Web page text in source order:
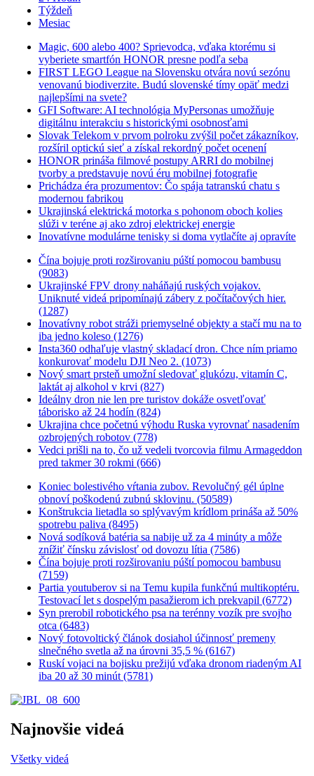
Týždeň
Mesiac
Magic, 600 alebo 400? Sprievodca, vďaka ktorému si
vyberiete smartfón HONOR presne podľa seba
FIRST LEGO League na Slovensku otvára novú sezónu
venovanú biodiverzite. Budú slovenské tímy opäť medzi
najlepšími na svete?
GFI Software: AI technológia MyPersonas umožňuje
digitálnu interakciu s historickými osobnosťami
Slovak Telekom v prvom polroku zvýšil počet zákazníkov,
rozšíril optickú sieť a získal rekordný počet ocenení
HONOR prináša filmové postupy ARRI do mobilnej
tvorby a predstavuje novú éru mobilnej fotografie
Prichádza éra prozumentov: Čo spája tatranskú chatu s
modernou fabrikou
Ukrajinská elektrická motorka s pohonom oboch kolies
slúži v teréne aj ako zdroj elektrickej energie
Inovatívne modulárne tenisky si doma vytlačíte aj opravíte
Čína bojuje proti rozširovaniu púští pomocou bambusu
(9083)
Ukrajinské FPV drony naháňajú ruských vojakov.
Uniknuté videá pripomínajú zábery z počítačových hier.
(1287)
Inovatívny robot stráži priemyselné objekty a stačí mu na to
iba jedno koleso (1276)
Insta360 odhaľuje vlastný skladací dron. Chce ním priamo
konkurovať modelu DJI Neo 2. (1073)
Nový smart prsteň umožní sledovať glukózu, vitamín C,
laktát aj alkohol v krvi (827)
Ideálny dron nie len pre turistov dokáže osvetľovať
táborisko až 24 hodín (824)
Ukrajina chce početnú výhodu Ruska vyrovnať nasadením
ozbrojených robotov (778)
Vedci prišli na to, čo už vedeli tvorcovia filmu Armageddon
pred takmer 30 rokmi (666)
Koniec bolestivého vŕtania zubov. Revolučný gél úplne
obnoví poškodenú zubnú sklovinu. (50589)
Konštrukcia lietadla so splývavým krídlom prináša až 50%
spotrebu paliva (8495)
Nová sodíková batéria sa nabije už za 4 minúty a môže
znížiť čínsku závislosť od dovozu lítia (7586)
Čína bojuje proti rozširovaniu púští pomocou bambusu
(7159)
Partia youtuberov si na Temu kupila funkčnú multikoptéru.
Testovací let s dospelým pasažierom ich prekvapil (6772)
Syn prerobil robotického psa na terénny vozík pre svojho
otca (6483)
Nový fotovoltický článok dosiahol účinnosť premeny
slnečného svetla až na úrovni 35,5 % (6167)
Ruskí vojaci na bojisku prežijú vďaka dronom riadeným AI
iba 20 až 30 minút (5781)
Najnovšie videá
Všetky videá